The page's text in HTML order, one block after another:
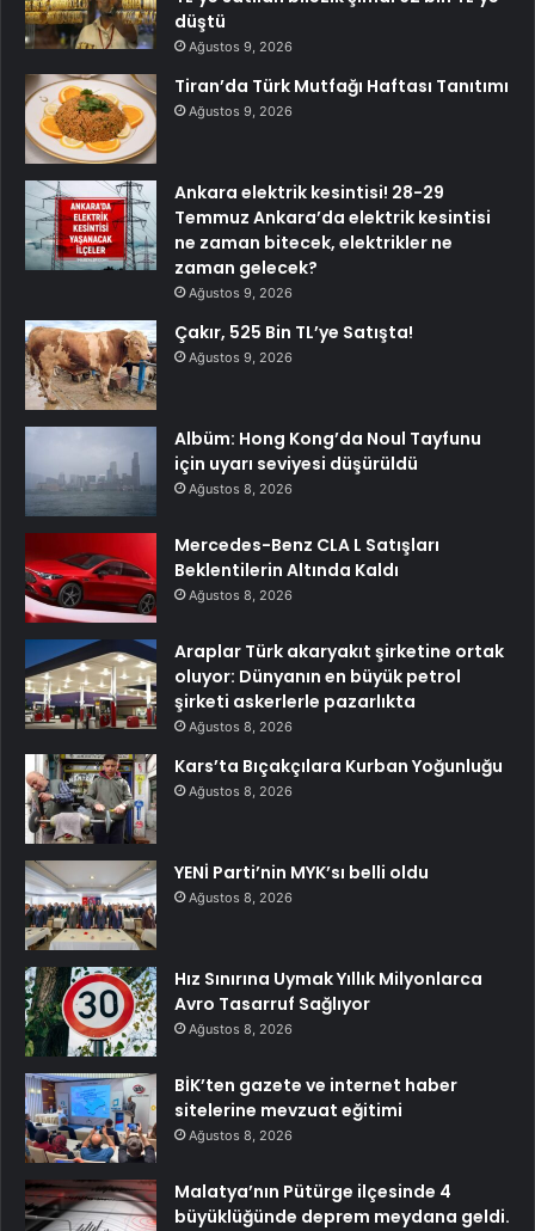
düştü
Ağustos 9, 2026
Tiran’da Türk Mutfağı Haftası Tanıtımı
Ağustos 9, 2026
Ankara elektrik kesintisi! 28-29
Temmuz Ankara’da elektrik kesintisi
ne zaman bitecek, elektrikler ne
zaman gelecek?
Ağustos 9, 2026
Çakır, 525 Bin TL’ye Satışta!
Ağustos 9, 2026
Albüm: Hong Kong’da Noul Tayfunu
için uyarı seviyesi düşürüldü
Ağustos 8, 2026
Mercedes-Benz CLA L Satışları
Beklentilerin Altında Kaldı
Ağustos 8, 2026
Araplar Türk akaryakıt şirketine ortak
oluyor: Dünyanın en büyük petrol
şirketi askerlerle pazarlıkta
Ağustos 8, 2026
Kars’ta Bıçakçılara Kurban Yoğunluğu
Ağustos 8, 2026
YENİ Parti’nin MYK’sı belli oldu
Ağustos 8, 2026
Hız Sınırına Uymak Yıllık Milyonlarca
Avro Tasarruf Sağlıyor
Ağustos 8, 2026
BİK’ten gazete ve internet haber
sitelerine mevzuat eğitimi
Ağustos 8, 2026
Malatya’nın Pütürge ilçesinde 4
büyüklüğünde deprem meydana geldi.